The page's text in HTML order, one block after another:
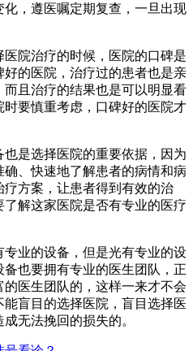
，遵医嘱定期复查，一旦出现
院治疗的时候，医院的口碑是
的医院，治疗过的患者也是亲
且治疗的结果也是可以明显看
要慎重考虑，口碑好的医院才
是选择医院的重要依据，因为
、快速地了解患者的病情和病
方案，让患者得到有效的治
解这家医院是否有专业的医疗
业的设备，但是光有专业的设
也要拥有专业的医生团队，正
医生团队的，这样一来才不会
盲目的选择医院，盲目选择医
无法挽回的损失的。